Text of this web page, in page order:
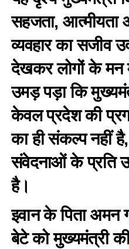
सहजता,
व्यवहार का सजीव
देखकर लोगों के मन
उमड़ पड़ा कि
केवल प्रदेश की
का ही संकल्प नहीं
संवेदनाओं के प्रति
है।
इवान के पिता अमन
बेटे को मुख्यमंत्री